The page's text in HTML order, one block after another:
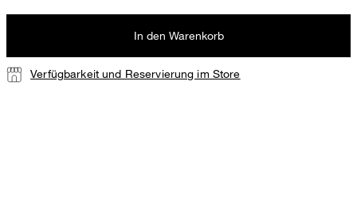
In den Warenkorb
Verfügbarkeit und Reservierung im Store